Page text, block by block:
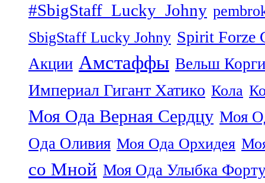
#SbigStaff_Lucky_Johny
SbigStaff Lucky Johny Spirit Forze
Акции Амстаффы Вельш
Империал Гигант Хатико Кола
Моя Ода Верная Сердцу Моя
Ода Оливия Моя Ода Орхидея
со Мной Моя Ода Улыбка